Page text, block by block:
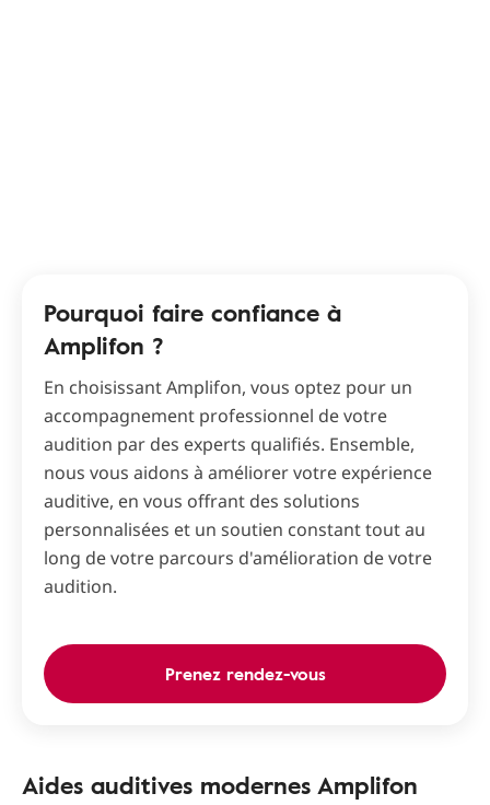
Pourquoi faire confiance à
Amplifon ?
En choisissant Amplifon, vous optez pour un
accompagnement professionnel de votre
audition par des experts qualifiés. Ensemble,
nous vous aidons à améliorer votre expérience
auditive, en vous offrant des solutions
personnalisées et un soutien constant tout au
long de votre parcours d'amélioration de votre
audition.
Prenez rendez-vous
Aides auditives modernes Amplifon